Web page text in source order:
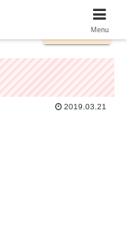
日本語
2019.03.21
Menu